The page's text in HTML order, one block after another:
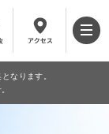
なります。